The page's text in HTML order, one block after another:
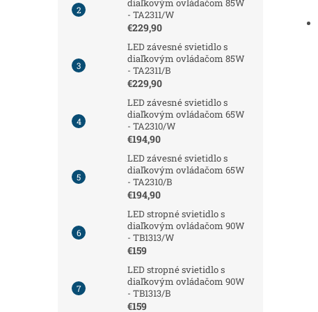
diaľkovým ovládačom 85W
- TA2311/W
€229,90
LED závesné svietidlo s
diaľkovým ovládačom 85W
- TA2311/B
€229,90
LED závesné svietidlo s
diaľkovým ovládačom 65W
- TA2310/W
€194,90
LED závesné svietidlo s
diaľkovým ovládačom 65W
- TA2310/B
€194,90
LED stropné svietidlo s
diaľkovým ovládačom 90W
- TB1313/W
€159
LED stropné svietidlo s
diaľkovým ovládačom 90W
- TB1313/B
€159